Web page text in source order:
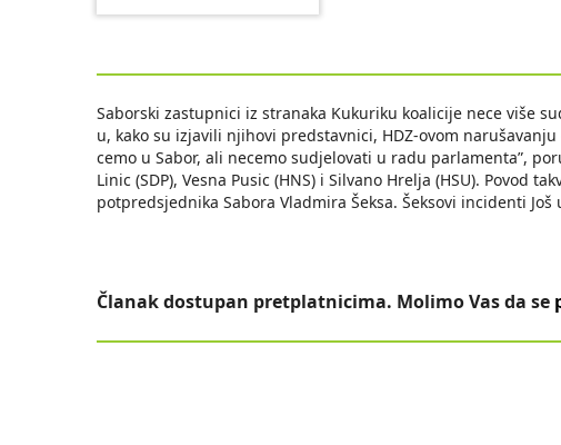
Saborski zastupnici iz stranaka Kukuriku koalicije nece više
u, kako su izjavili njihovi predstavnici, HDZ-ovom
cemo u Sabor, ali necemo sudjelovati u radu parlamenta”,
Linic (SDP), Vesna Pusic (HNS) i Silvano Hrelja (HSU). Povod
potpredsjednika Sabora Vladmira Šeksa. Šeksovi incidenti Još
Članak dostupan pretplatnicima. Molimo Vas da se